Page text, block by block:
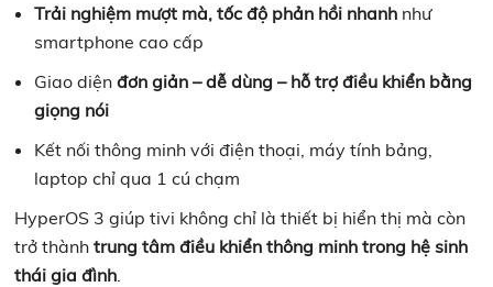
Trải nghiệm mượt mà, tốc độ phản hồi nhanh như
smartphone cao cấp
Giao diệnđơn giản – dễ dùng – hỗ trợ điều khiển bằng
giọng nói
Kết nối thông minh với điện thoại, máy tính bảng,
laptop chỉ qua 1 cú chạm
HyperOS 3 giúp tivi không chỉ là thiết bị hiển thị mà còn
trở thànhtrung tâm điều khiển thông minh trong hệ sinh
thái gia đình